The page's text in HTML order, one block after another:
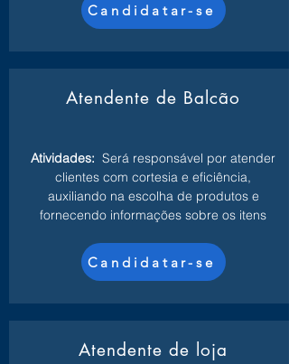
Candidatar-se
Atendente de Balcão
Atividades: Será responsável por atender
clientes com cortesia e eficiência,
auxiliando na escolha de produtos e
fornecendo informações sobre os itens
Candidatar-se
Atendente de loja